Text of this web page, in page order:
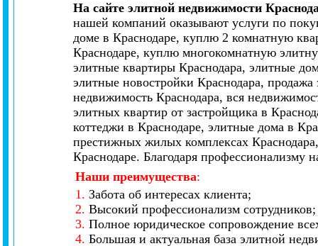
На сайте элитной недвижимости
нашей компаний оказывают услуги по
доме в Краснодаре, куплю 2 комнатную
Краснодаре, куплю многокомнатную
элитные квартиры Краснодара, элитные
элитные новостройки Краснодара,
недвижимость Краснодара, вся
элитных квартир от застройщика в
коттеджи в Краснодаре, элитные дома в
престижных жилых комплексах
Краснодаре. Благодаря
Наши преимущества:
1. Забота об интересах клиента;
2. Высокий профессионализм сотрудников;
3. Полное юридическое сопровождение
4. Большая и актуальная база элитной